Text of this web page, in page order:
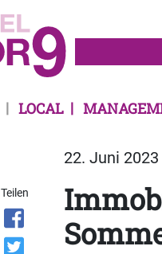
LOCAL
22. Juni
Teilen